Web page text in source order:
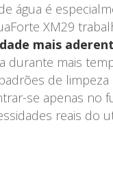
água é
XM29
mais
durante mais
de
se apenas no
reais do